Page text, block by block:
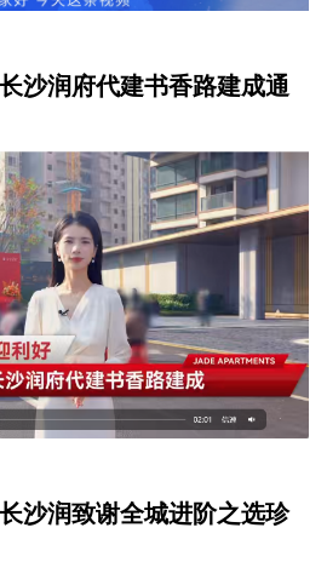
沙润府代建书香路建成通
沙润致谢全城进阶之选珍